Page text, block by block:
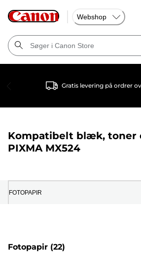
Webshop
Gratis levering på ordrer
Kompatibelt blæk, toner
PIXMA MX524
FOTOPAPIR
Fotopapir (22)